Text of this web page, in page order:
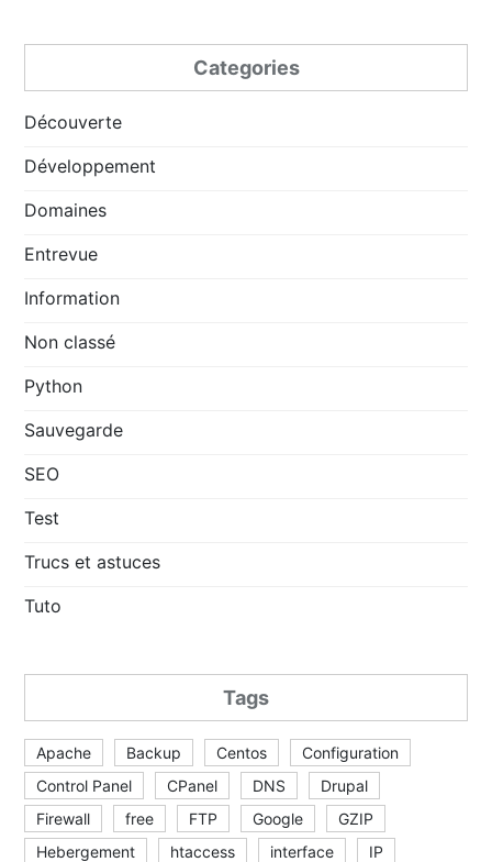
Categories
Découverte
Développement
Domaines
Entrevue
Information
Non classé
Python
Sauvegarde
SEO
Test
Trucs et astuces
Tuto
Tags
Apache Backup Centos
Configuration
Control Panel
CPanel DNS
Drupal
Firewall
free FTP Google
GZIP
Hebergement
htaccess interface
IP